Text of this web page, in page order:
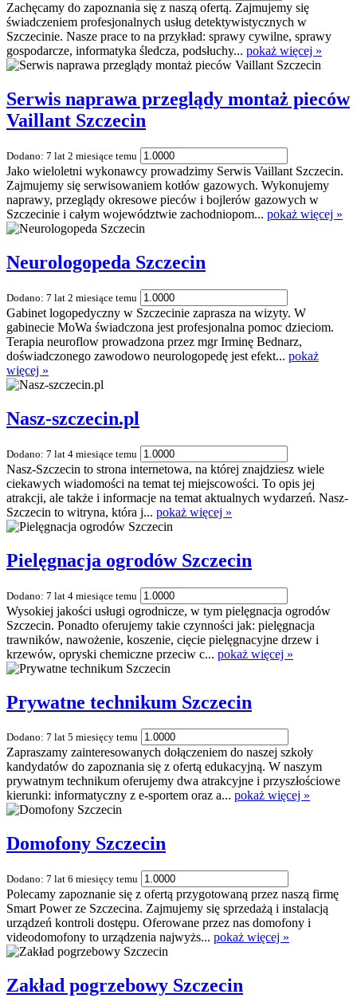
Zachęcamy do zapoznania się z naszą ofertą. Zajmujemy się
świadczeniem profesjonalnych usług detektywistycznych w
Szczecinie. Nasze prace to na przykład: sprawy cywilne, sprawy
gospodarcze, informatyka śledcza, podsłuchy... pokaż więcej »
Serwis naprawa przeglądy montaż pieców
Vaillant Szczecin
Dodano: 7 lat 2 miesiące temu
Jako wieloletni wykonawcy prowadzimy Serwis Vaillant Szczecin.
Zajmujemy się serwisowaniem kotłów gazowych. Wykonujemy
naprawy, przeglądy okresowe pieców i bojlerów gazowych w
Szczecinie i całym województwie zachodniopom... pokaż więcej »
Neurologopeda Szczecin
Dodano: 7 lat 2 miesiące temu
Gabinet logopedyczny w Szczecinie zaprasza na wizyty. W
gabinecie MoWa świadczona jest profesjonalna pomoc dzieciom.
Terapia neuroflow prowadzona przez mgr Irminę Bednarz,
doświadczonego zawodowo neurologopedę jest efekt... pokaż
więcej »
Nasz-szczecin.pl
Dodano: 7 lat 4 miesiące temu
Nasz-Szczecin to strona internetowa, na której znajdziesz wiele
ciekawych wiadomości na temat tej miejscowości. To opis jej
atrakcji, ale także i informacje na temat aktualnych wydarzeń. Nasz-
Szczecin to witryna, która j... pokaż więcej »
Pielęgnacja ogrodów Szczecin
Dodano: 7 lat 4 miesiące temu
Wysokiej jakości usługi ogrodnicze, w tym pielęgnacja ogrodów
Szczecin. Ponadto oferujemy takie czynności jak: pielęgnacja
trawników, nawożenie, koszenie, cięcie pielęgnacyjne drzew i
krzewów, opryski chemiczne przeciw c... pokaż więcej »
Prywatne technikum Szczecin
Dodano: 7 lat 5 miesięcy temu
Zapraszamy zainteresowanych dołączeniem do naszej szkoły
kandydatów do zapoznania się z ofertą edukacyjną. W naszym
prywatnym technikum oferujemy dwa atrakcyjne i przyszłościowe
kierunki: informatyczny z e-sportem oraz a... pokaż więcej »
Domofony Szczecin
Dodano: 7 lat 6 miesięcy temu
Polecamy zapoznanie się z ofertą przygotowaną przez naszą firmę
Smart Power ze Szczecina. Zajmujemy się sprzedażą i instalacją
urządzeń kontroli dostępu. Oferowane przez nas domofony i
videodomofony to urządzenia najwyżs... pokaż więcej »
Zakład pogrzebowy Szczecin